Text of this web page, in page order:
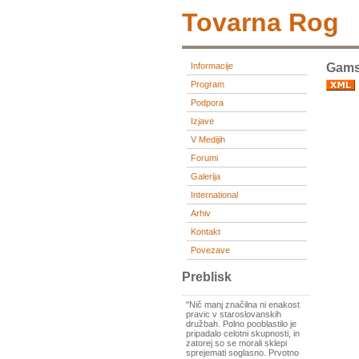
Tovarna Rog
Informacije
Program
Podpora
Izjave
V Medijih
Forumi
Galerija
International
Arhiv
Kontakt
Povezave
Preblisk
"Nič manj značilna ni enakost
pravic v staroslovanskih
družbah. Polno pooblastilo je
pripadalo celotni skupnosti, in
zatorej so se morali sklepi
sprejemati soglasno. Prvotno